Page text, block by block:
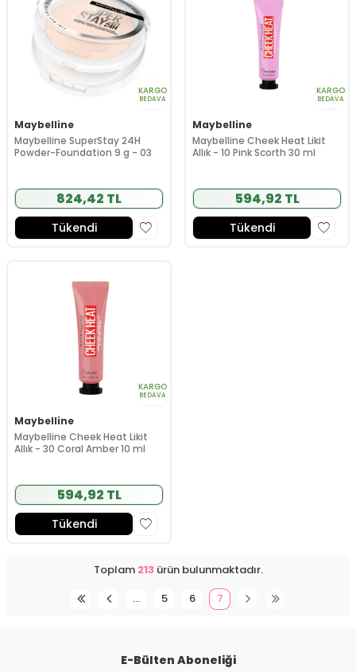
KARGO
BEDAVA
Maybelline
Maybelline SuperStay 24H
Powder-Foundation 9 g - 03
824,42 TL
Tükendi
KARGO
BEDAVA
Maybelline
Maybelline Cheek Heat Likit
Allık - 10 Pink Scorth 30 ml
594,92 TL
Tükendi
KARGO
BEDAVA
Maybelline
Maybelline Cheek Heat Likit
Allık - 30 Coral Amber 10 ml
594,92 TL
Tükendi
Toplam 213ürün bulunmaktadır.
…
5 6 7
E-Bülten Aboneliği